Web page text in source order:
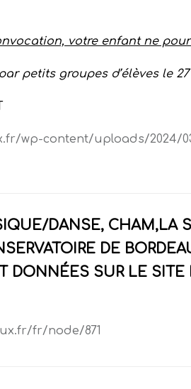
votre enfant ne
petits groupes d’élèves le
wp-content/uploads/2024/
DANSE, CHAM,LA
DE
DONNÉES SUR LE SITE
fr/node/871